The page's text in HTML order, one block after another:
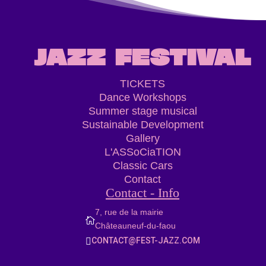
JAZZ FESTIVAL
TICKETS
Dance Workshops
Summer stage musical
Sustainable Development
Gallery
L'ASSoCiaTION
Classic Cars
Contact
Contact - Info

7, rue de la mairie
Châteauneuf-du-faou
CONTACT@FEST-JAZZ.COM